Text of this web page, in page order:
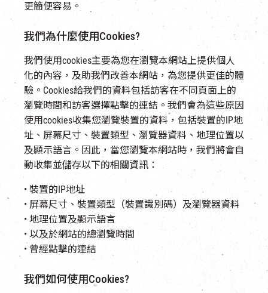
更簡便容易。
我們為什麼使用Cookies?
我們使用cookies主要為您在瀏覽本網站上提供個人
化的內容，及助我們改善本網站，為您提供更佳的體
驗。Cookies給我們的資料包括訪客在不同頁面上的
瀏覽時間和訪客選擇點擊的連結。我們會為這些原因
使用cookies收集您瀏覽裝置的資料，包括裝置的IP地
址、屏幕尺寸、裝置類型、瀏覽器資料、地理位置以
及顯示語言。因此，當您瀏覽本網站時，我們將會自
動收集並儲存以下的相關資訊：
• 裝置的IP地址
• 屏幕尺寸、裝置類型（裝置識別碼）及瀏覽器資料
• 地理位置及顯示語言
• 以及於網站的總瀏覽時間
• 曾經點擊的連結
我們如何使用Cookies?